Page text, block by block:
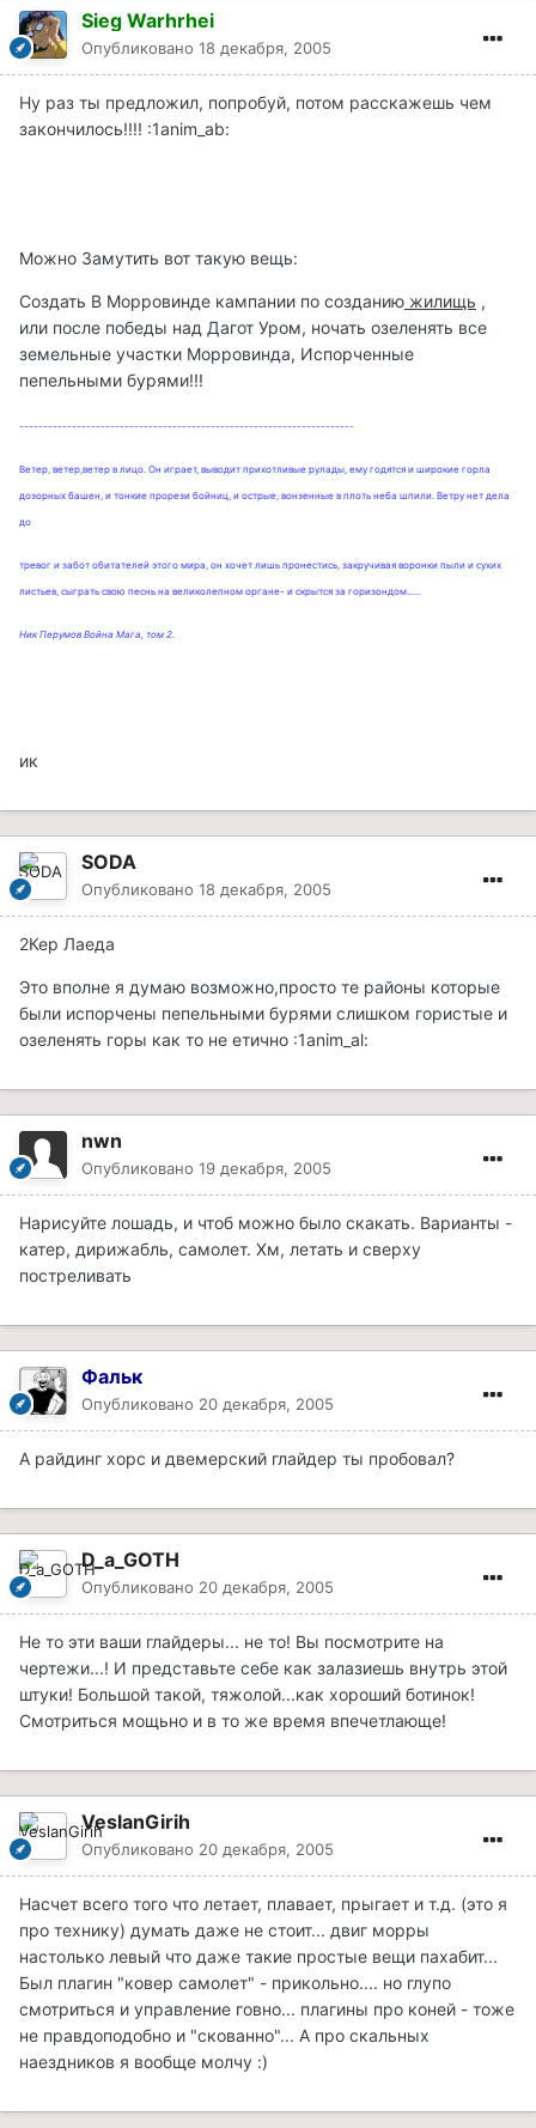
Sieg Warhrhei
Опубликовано 18 декабря, 2005
Ну раз ты предложил, попробуй, потом расскажешь чем
закончилось!!!! :1anim_ab:
Можно Замутить вот такую вещь:
Создать В Морровинде кампании по созданию жилищь ,
или после победы над Дагот Уром, ночать озеленять все
земельные участки Морровинда, Испорченные
пепельными бурями!!!
----------------------------------------------------------------------
Ветер, ветер,ветер в лицо. Он играет, выводит прихотливые рулады, ему годятся и широкие горла
дозорных башен, и тонкие прорези бойниц, и острые, вонзенные в плоть неба шпили. Ветру нет дела
до
тревог и забот обитателей этого мира, он хочет лишь пронестись, закручивая воронки пыли и сухих
листьев, сыграть свою песнь на великолепном органе- и скрытся за горизондом......
Ник Перумов Война Мага, том 2.
ик
SODA
Опубликовано 18 декабря, 2005
2Кер Лаеда
Это вполне я думаю возможно,просто те районы которые
были испорчены пепельными бурями слишком гористые и
озеленять горы как то не етично :1anim_al:
nwn
Опубликовано 19 декабря, 2005
Нарисуйте лошадь, и чтоб можно было скакать. Варианты -
катер, дирижабль, самолет. Хм, летать и сверху
постреливать
Фальк
Опубликовано 20 декабря, 2005
А райдинг хорс и двемерский глайдер ты пробовал?
D_a_GOTH
Опубликовано 20 декабря, 2005
Не то эти ваши глайдеры... не то! Вы посмотрите на
чертежи...! И представьте себе как залазиешь внутрь этой
штуки! Большой такой, тяжолой...как хороший ботинок!
Смотриться мощьно и в то же время впечетлающе!
VeslanGirih
Опубликовано 20 декабря, 2005
Насчет всего того что летает, плавает, прыгает и т.д. (это я
про технику) думать даже не стоит... двиг морры
настолько левый что даже такие простые вещи пахабит...
Был плагин "ковер самолет" - прикольно.... но глупо
смотриться и управление говно... плагины про коней - тоже
не правдоподобно и "скованно"... А про скальных
наездников я вообще молчу :)